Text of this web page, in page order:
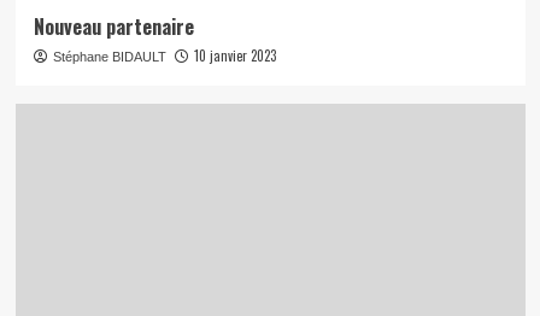
Nouveau partenaire
Stéphane BIDAULT 10 janvier 2023